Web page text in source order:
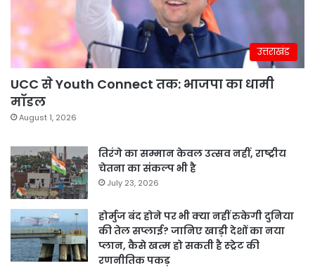
उत्तराखंड
UCC से Youth Connect तक: भाजपा का धामी
मॉडल
August 1, 2026
तिरंगे का सम्मान केवल उत्सव नहीं, राष्ट्रीय
चेतना का संकल्प भी है
July 23, 2026
होर्मुज बंद होने पर भी क्या नहीं रुकेगी दुनिया
की तेल सप्लाई? जानिए खाड़ी देशों का नया
प्लान, कैसे खत्म हो सकती है स्ट्रेट की
रणनीतिक पकड़